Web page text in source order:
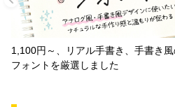
1,100円～、リアル手書き、手書き
フォントを厳選しました